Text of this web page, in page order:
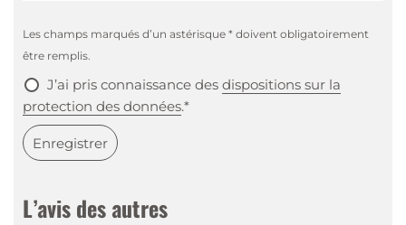
L’avis des autres
Les champs marqués d’un astérisque * doivent obligatoirement
être remplis.
J’ai pris connaissance des dispositions sur la
protection des données.*
Enregistrer